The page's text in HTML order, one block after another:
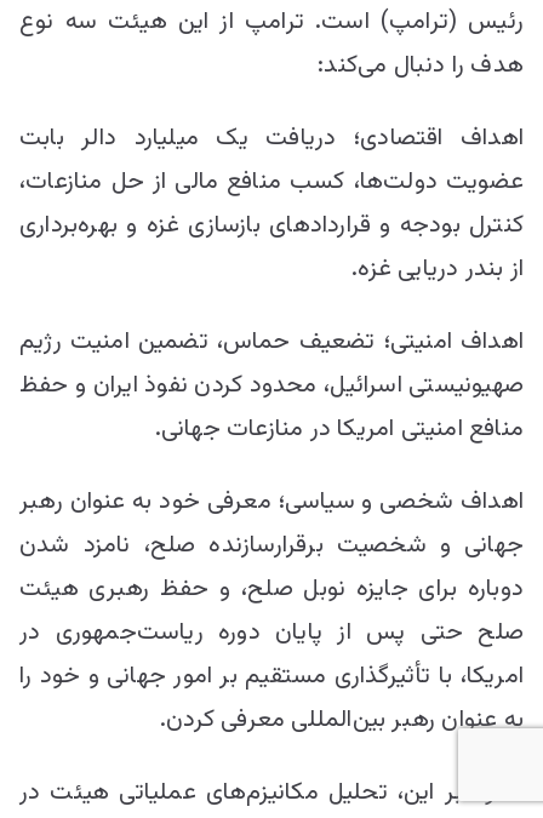
رئیس (ترامپ) است. ترامپ از این هیئت سه نوع
هدف را دنبال می‌کند:
اهداف اقتصادی؛ دریافت یک میلیارد دالر بابت
عضویت دولت‌ها، کسب منافع مالی از حل منازعات،
کنترل بودجه و قراردادهای بازسازی غزه و بهره‌برداری
از بندر دریایی غزه.
اهداف امنیتی؛ تضعیف حماس، تضمین امنیت رژیم
صهیونیستی اسرائیل، محدود کردن نفوذ ایران و حفظ
منافع امنیتی امریکا در منازعات جهانی.
اهداف شخصی و سیاسی؛ معرفی خود به عنوان رهبر
جهانی و شخصیت برقرارسازنده صلح، نامزد شدن
دوباره برای جایزه نوبل صلح، و حفظ رهبری هیئت
صلح حتی پس از پایان دوره ریاست‌جمهوری در
امریکا، با تأثیرگذاری مستقیم بر امور جهانی و خود را
به عنوان رهبر بین‌المللی معرفی کردن.
علاوه بر این، تحلیل مکانیزم‌های عملیاتی هیئت در